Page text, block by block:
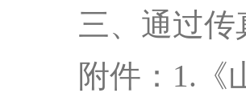
三、通过
附件： 1.